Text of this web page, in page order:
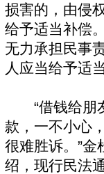
损害的，由侵
给予适当补偿
无力承担民事
人应当给予适
“借钱给朋友
款，一不小心
很难胜诉。”金
绍，现行民法